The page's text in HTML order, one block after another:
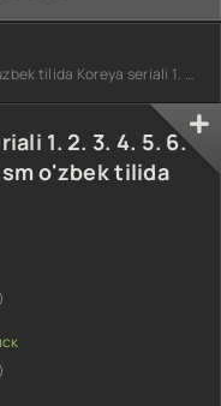
tilida Barcha
qismlar 2026 HD
seriali 1. 2. 3. 4. 5. 6. 7. 8. 9. 10. 11. 12. 13. 14. 15 Qism o'zbek tilid
1. 2. 3. 4. 5. 6.
o'zbek tilida